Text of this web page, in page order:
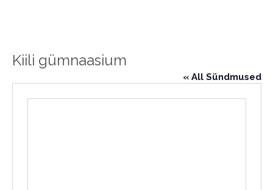
Kiili gümnaasium
« All Sündmused